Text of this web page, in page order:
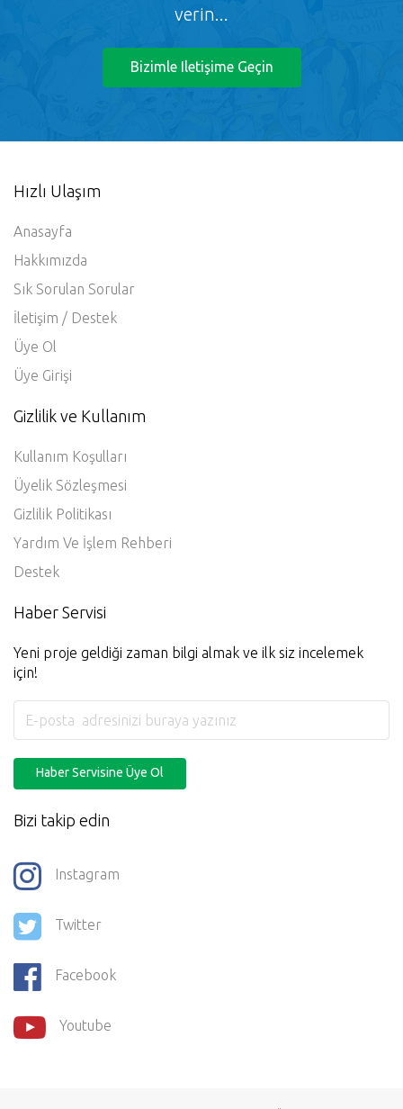
verin...
Bizimle Iletişime Geçin
Hızlı Ulaşım
Anasayfa
Hakkımızda
Sık Sorulan Sorular
İletişim / Destek
Üye Ol
Üye Girişi
Gizlilik ve Kullanım
Kullanım Koşulları
Üyelik Sözleşmesi
Gizlilik Politikası
Yardım Ve İşlem Rehberi
Destek
Haber Servisi
Yeni proje geldiği zaman bilgi almak ve ilk siz incelemek
için!
Haber Servisine Üye Ol
Bizi takip edin
Instagram
Twitter
Facebook
Youtube